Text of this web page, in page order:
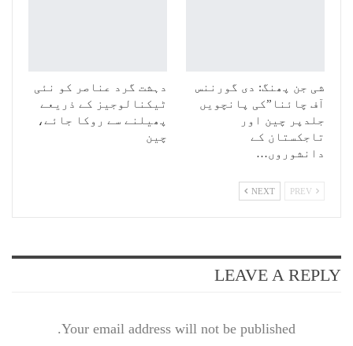
شی جن پھنگ: دی گورننس
آف چائنا”کی پانچویں
جلدپر چین اور
تاجکستان کے
دانشوروں…
دہشت گرد عناصر کو نئی
ٹیکنالوجیز کے ذریعے
پھیلنے سے روکا جائے،
چین
NEXT
LEAVE A REPLY
Your email address will not be published.